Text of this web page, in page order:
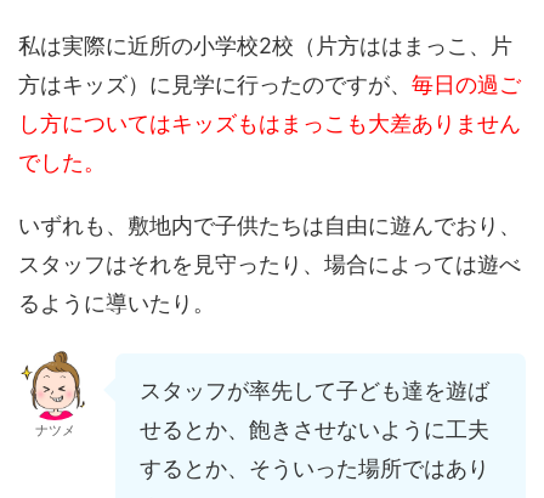
私は実際に近所の小学校2校（片方ははまっこ、片
方はキッズ）に見学に行ったのですが、 毎日の過ご
し方についてはキッズもはまっこも大差ありません
でした。
いずれも、敷地内で子供たちは自由に遊んでおり、
スタッフはそれを見守ったり、場合によっては遊べ
るように導いたり。
ナツメ
スタッフが率先して子ども達を遊ば
せるとか、飽きさせないように工夫
するとか、そういった場所ではあり